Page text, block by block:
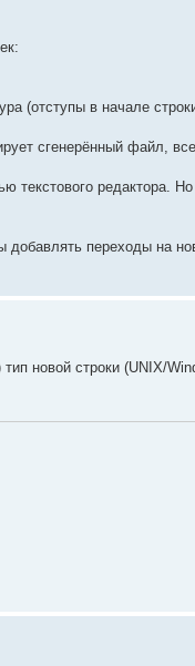
(отступы в начале
сгенерённый файл,
редактора.
добавлять переходы на
новой строки (UNIX/